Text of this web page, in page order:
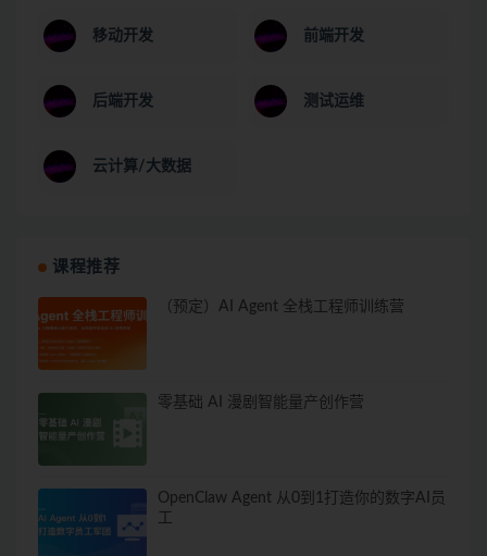
移动开发 前端开发
后端开发 测试运维
云计算/大数据
课程推荐
（预定）AI Agent 全栈工程师训练营
零基础 AI 漫剧智能量产创作营
OpenClaw Agent 从0到1打造你的数字AI员
工